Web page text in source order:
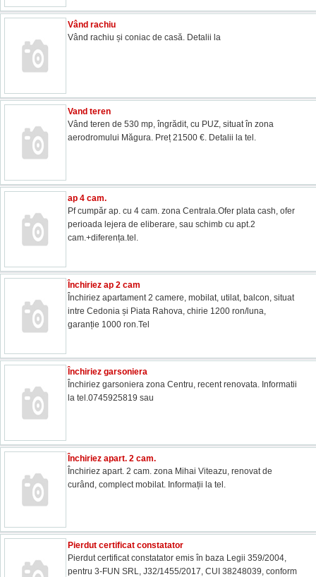
Vând rachiu
Vând rachiu și coniac de casă. Detalii la
Vand teren
Vând teren de 530 mp, îngrădit, cu PUZ, situat în zona
aerodromului Măgura. Preț 21500 €. Detalii la tel.
ap 4 cam.
Pf cumpăr ap. cu 4 cam. zona Centrala.Ofer plata cash, ofer
perioada lejera de eliberare, sau schimb cu apt.2
cam.+diferența.tel.
Închiriez ap 2 cam
Închiriez apartament 2 camere, mobilat, utilat, balcon, situat
intre Cedonia și Piata Rahova, chirie 1200 ron/luna,
garanție 1000 ron.Tel
Închiriez garsoniera
Închiriez garsoniera zona Centru, recent renovata. Informatii
la tel.0745925819 sau
Închiriez apart. 2 cam.
Închiriez apart. 2 cam. zona Mihai Viteazu, renovat de
curând, complect mobilat. Informații la tel.
Pierdut certificat constatator
Pierdut certificat constatator emis în baza Legii 359/2004,
pentru 3-FUN SRL, J32/1455/2017, CUI 38248039, conform